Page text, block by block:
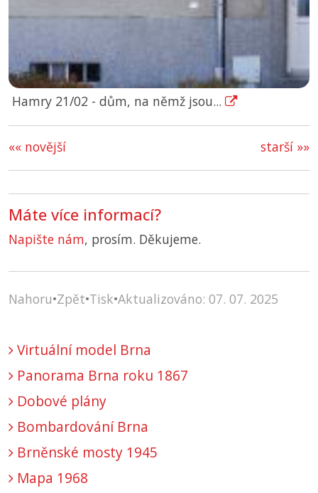
Hamry 21/02 - dům, na němž jsou...
starší »»
«« novější
Máte více informací?
Napište nám, prosím. Děkujeme.
Nahoru•Zpět•Tisk•Aktualizováno: 07. 07. 2025
Virtuální model Brna
Panorama Brna roku 1867
Dobové plány
Bombardování Brna
Brněnské mosty 1945
Mapa 1968